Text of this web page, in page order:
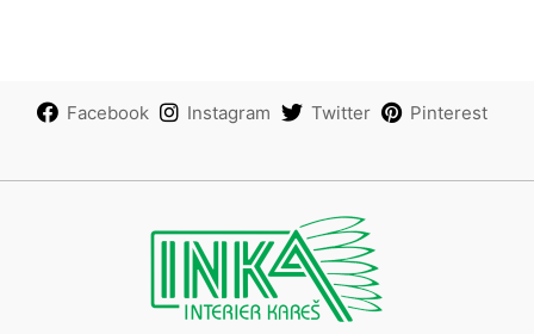
Facebook Instagram Twitter Pinterest